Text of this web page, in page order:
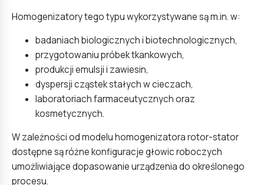
Homogenizatory tego typu wykorzystywane są m.in. w:
badaniach biologicznych i biotechnologicznych,
przygotowaniu próbek tkankowych,
produkcji emulsji i zawiesin,
dyspersji cząstek stałych w cieczach,
laboratoriach farmaceutycznych oraz
kosmetycznych.
W zależności od modelu homogenizatora rotor-stator
dostępne są różne konfiguracje głowic roboczych
umożliwiające dopasowanie urządzenia do określonego
procesu.